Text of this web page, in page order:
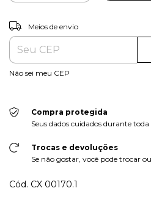
Entregas para o CEP:
Meios de envio
Não sei meu CEP
Compra protegida
Seus dados cuidados durante toda
Trocas e devoluções
Se não gostar, você pode trocar
Cód. CX 00170.1